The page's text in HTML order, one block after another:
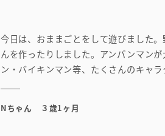
今日は、おままごとをして遊びました
んを作ったりしました。アンパンマン
ン・バイキンマン等、たくさんのキャラ
Nちゃん ３歳1ヶ月